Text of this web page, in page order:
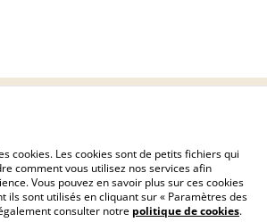
de
Politique de cookies
cookies. Les cookies sont de petits fichiers qui
comment vous utilisez nos services afin
Vous pouvez en savoir plus sur ces cookies
ils sont utilisés en cliquant sur « Paramètres des
consulter notre politique de cookies.